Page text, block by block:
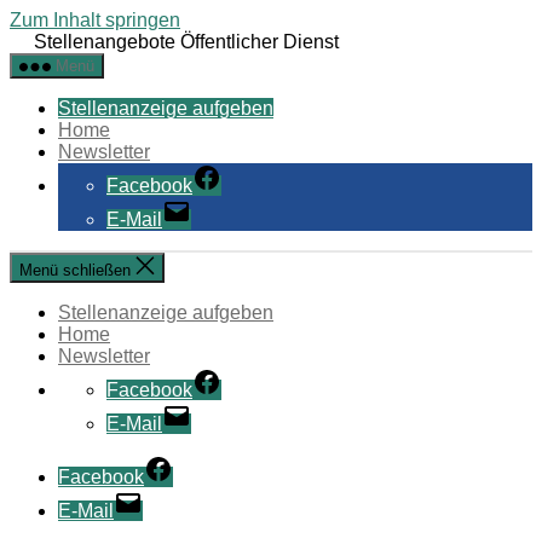
Zum Inhalt springen
Stellenangebote Öffentlicher Dienst
Menü
Stellenanzeige aufgeben
Home
Newsletter
Facebook
E-Mail
Menü schließen
Stellenanzeige aufgeben
Home
Newsletter
Facebook
E-Mail
Facebook
E-Mail